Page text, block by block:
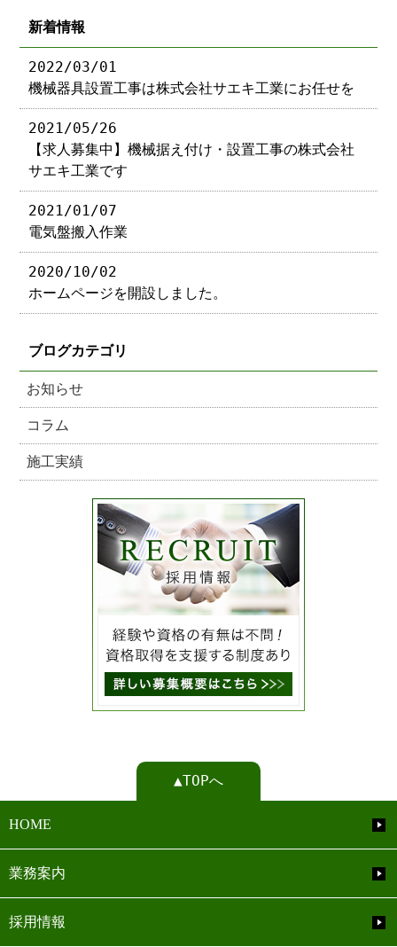
新着情報
2022/03/01
機械器具設置工事は株式会社サエキ工業にお任せを
2021/05/26
【求人募集中】機械据え付け・設置工事の株式会社
サエキ工業です
2021/01/07
電気盤搬入作業
2020/10/02
ホームページを開設しました。
ブログカテゴリ
お知らせ
コラム
施工実績
▲TOPへ
HOME
業務案内
採用情報